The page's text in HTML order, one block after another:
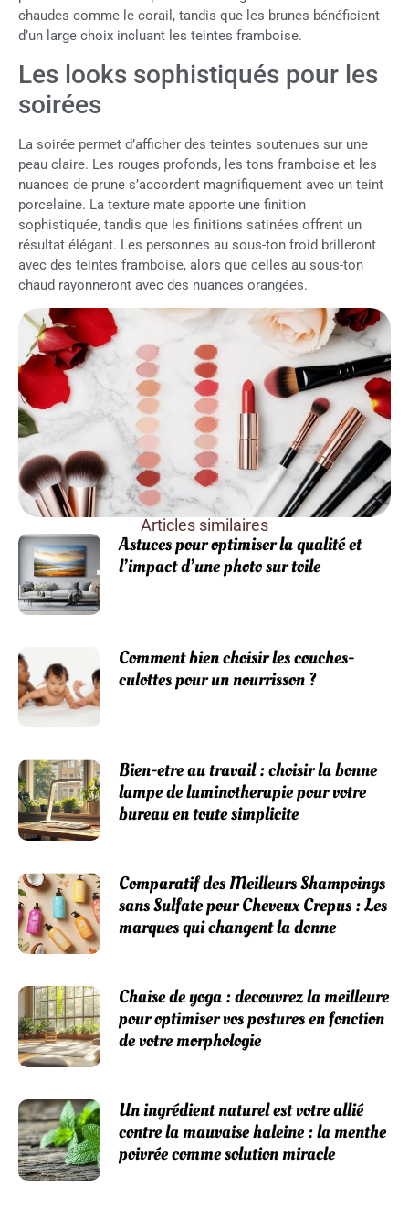
chaudes comme le corail, tandis que les brunes bénéficient
d’un large choix incluant les teintes framboise.
Les looks sophistiqués pour les
soirées
La soirée permet d’afficher des teintes soutenues sur une
peau claire. Les rouges profonds, les tons framboise et les
nuances de prune s’accordent magnifiquement avec un teint
porcelaine. La texture mate apporte une finition
sophistiquée, tandis que les finitions satinées offrent un
résultat élégant. Les personnes au sous-ton froid brilleront
avec des teintes framboise, alors que celles au sous-ton
chaud rayonneront avec des nuances orangées.
Articles similaires
Astuces pour optimiser la qualité et
l’impact d’une photo sur toile
Comment bien choisir les couches-
culottes pour un nourrisson ?
Bien-etre au travail : choisir la bonne
lampe de luminotherapie pour votre
bureau en toute simplicite
Comparatif des Meilleurs Shampoings
sans Sulfate pour Cheveux Crepus : Les
marques qui changent la donne
Chaise de yoga : decouvrez la meilleure
pour optimiser vos postures en fonction
de votre morphologie
Un ingrédient naturel est votre allié
contre la mauvaise haleine : la menthe
poivrée comme solution miracle